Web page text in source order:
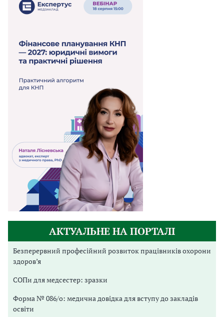
АКТУАЛЬНЕ НА ПОРТАЛІ
Безперервний професійний розвиток працівників охорони
здоров’я
СОПи для медсестер: зразки
Форма № 086/о: медична довідка для вступу до закладів
освіти